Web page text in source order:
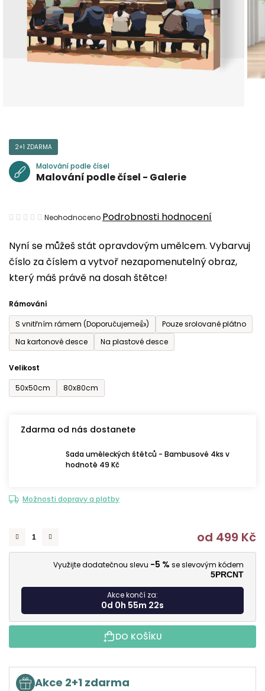
Nyní se můžeš stát opravdovým umělcem. Vybarvuj
číslo za číslem a vytvoř nezapomenutelný obraz,
který máš právě na dosah štětce!
Rámování
S vnitřním rámem (Doporučujeme👍)
Pouze srolované plátno
Na kartonové desce
Na plastové desce
Velikost
50x50cm
80x80cm
Zdarma od nás dostanete
Sada uměleckých štětců - Bambusové 4ks v
hodnotě 49 Kč
Možnosti dopravy a platby
od 499 Kč
Využijte dodatečnou slevu -5 % se slevovým kódem
5PRCNT
Akce končí za:
0d 0h 55m 21s
DO KOŠÍKU
Akce 2+1 zdarma
2+1 ZDARMA
Malování podle čísel
Malování podle čísel - Galerie
Průměrné
produktu
je
0,0
5
hvězdiček.
Neohodnoceno Podrobnosti hodnocení